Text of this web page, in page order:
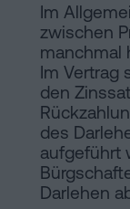
Im
zwischen
manchmal
Im Vertrag
den
des
aufgeführt
Darlehen